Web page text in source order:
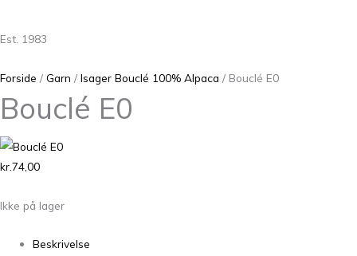
Est. 1983
Forside / Garn / Isager Bouclé 100% Alpaca / Bouclé E0
Bouclé E0
kr.74,00
Ikke på lager
Beskrivelse